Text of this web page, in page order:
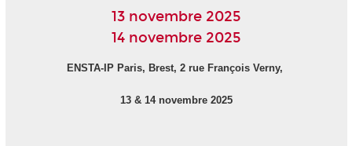
13 novembre 2025
14 novembre 2025
ENSTA-IP Paris, Brest, 2 rue François Verny,
13 & 14 novembre 2025